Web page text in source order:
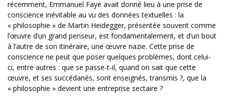
récemment, Emmanuel Faye avait donné lieu à une prise de
conscience inévitable au vu des données textuelles : la
« philosophie » de Martin Heidegger, présentée souvent comme
l’œuvre d’un grand penseur, est fondamentalement, et d’un bout
à l’autre de son itinéraire, une œuvre nazie. Cette prise de
conscience ne peut que poser quelques problèmes, dont celui-
ci, entre autres : que se passe-t-il, quand on sait que cette
œuvre, et ses succédanés, sont enseignés, transmis ?, que la
« philosophie » devient une entreprise sectaire ?